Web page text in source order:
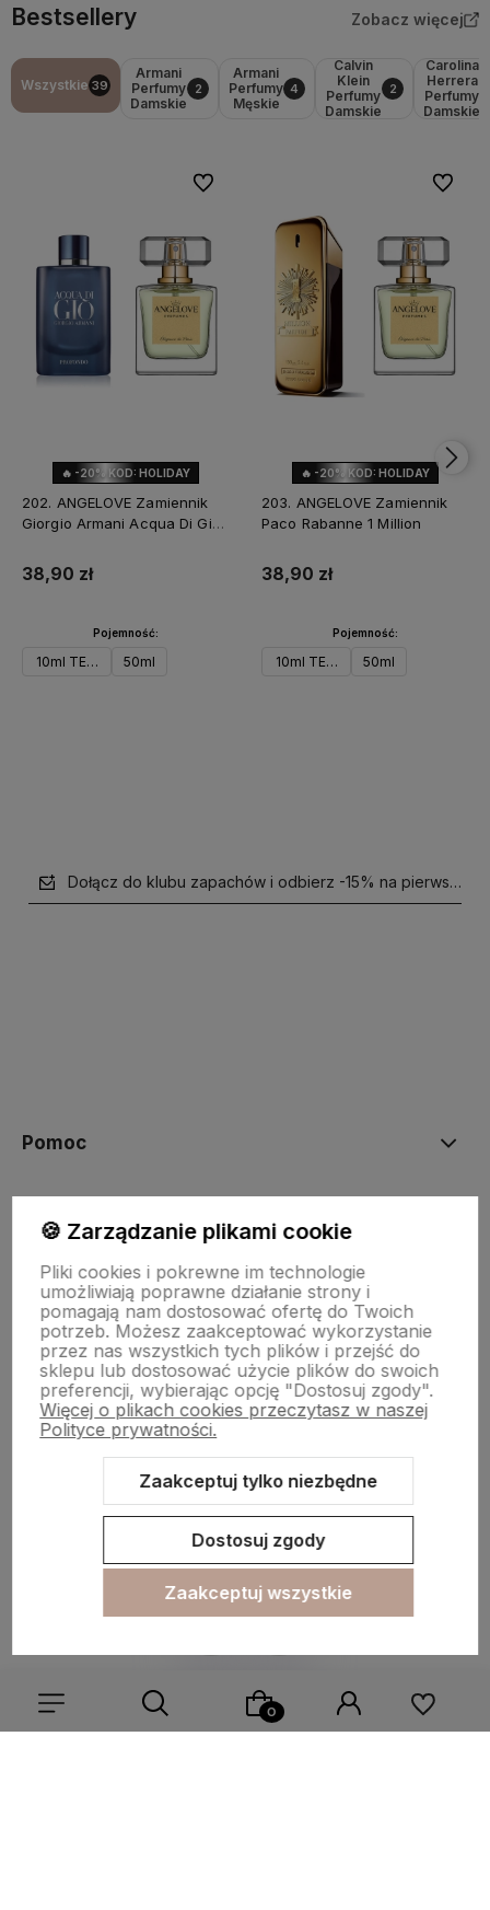
Bestsellery Zobacz więcej
Wszystkie 39
Armani
Perfumy
Damskie
2
Armani
Perfumy
Męskie
4
Calvin
Klein
Perfumy
Damskie
2
Carolina
Herrera
Perfumy
Damskie
🔥 -20% KOD: HOLIDAY
202. ANGELOVE Zamiennik
Giorgio Armani Acqua Di Gio
38,90 zł
Pojemność:
10ml TESTER 50ml
Do ulubionych
🔥 -20% KOD: HOLIDAY
203. ANGELOVE Zamiennik
Paco Rabanne 1 Million
38,90 zł
Pojemność:
10ml TESTER 50ml
Do
Dołącz do klubu zapachów i odbierz -15% na pierwsze
Pomoc
NASZE PRODUKTY
Moje konto
Płatności i dostawa
Informacje
Sklep internetowy Shoper.pl Szablon Shoper Modern 3.0™
GrowCommerce
🍪 Zarządzanie plikami cookie
Pliki cookies i pokrewne im technologie
umożliwiają poprawne działanie strony i
pomagają nam dostosować ofertę do Twoich
potrzeb. Możesz zaakceptować wykorzystanie
przez nas wszystkich tych plików i przejść do
sklepu lub dostosować użycie plików do swoich
preferencji, wybierając opcję "Dostosuj zgody".
Więcej o plikach cookies przeczytasz w naszej
Polityce prywatności.
Zaakceptuj tylko niezbędne
Dostosuj zgody
Zaakceptuj wszystkie